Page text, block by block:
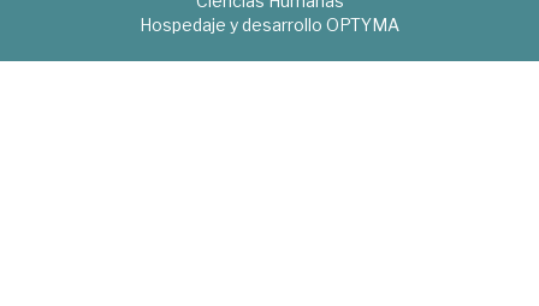
Hospedaje y desarrollo OPTYMA